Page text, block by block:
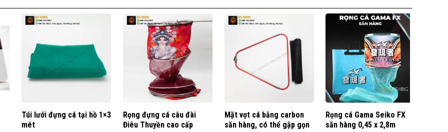
Túi lưới đựng cá tại hồ 1×3
mét
Rọng đựng cá câu đài
Điêu Thuyền cao cấp
Mặt vợt cá bằng carbon
săn hàng, có thể gập gọn
Rọng cá Gama Seiko FX
săn hàng 0,45 x 2,8m